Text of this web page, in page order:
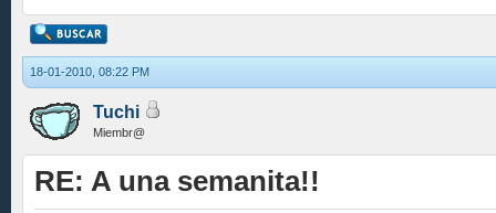
18-01-2010, 08:22 PM
Tuchi
Miembr@
RE: A una semanita!!